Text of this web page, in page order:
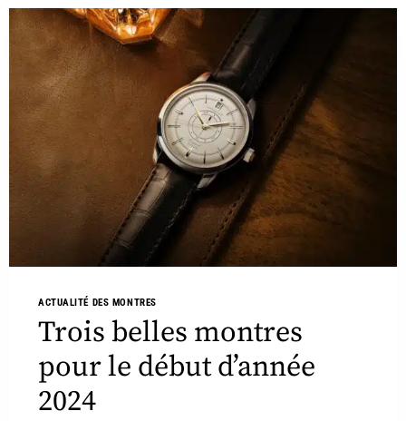
ACTUALITÉ DES MONTRES
Trois belles montres
pour le début d’année
2024